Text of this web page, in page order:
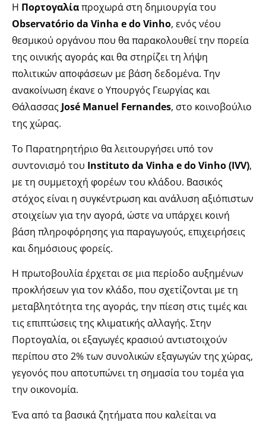
Η Πορτογαλίαπροχωρά στη δημιουργία του
Observatório da Vinha e do Vinho, ενός νέου
θεσμικού οργάνου που θα παρακολουθεί την πορεία
της οινικής αγοράς και θα στηρίζει τη λήψη
πολιτικών αποφάσεων με βάση δεδομένα. Την
ανακοίνωση έκανε ο Υπουργός Γεωργίας και
ΘάλασσαςJosé Manuel Fernandes, στο κοινοβούλιο
της χώρας.
Το Παρατηρητήριο θα λειτουργήσει υπό τον
συντονισμό του Instituto da Vinha e do Vinho (IVV),
με τη συμμετοχή φορέων του κλάδου. Βασικός
στόχος είναι η συγκέντρωση και ανάλυση αξιόπιστων
στοιχείων για την αγορά, ώστε να υπάρχει κοινή
βάση πληροφόρησης για παραγωγούς, επιχειρήσεις
και δημόσιους φορείς.
Η πρωτοβουλία έρχεται σε μια περίοδο αυξημένων
προκλήσεων για τον κλάδο, που σχετίζονται με τη
μεταβλητότητα της αγοράς, την πίεση στις τιμές και
τις επιπτώσεις της κλιματικής αλλαγής. Στην
Πορτογαλία, οι εξαγωγές κρασιού αντιστοιχούν
περίπου στο 2% των συνολικών εξαγωγών της χώρας,
γεγονός που αποτυπώνει τη σημασία του τομέα για
την οικονομία.
Ένα από τα βασικά ζητήματα που καλείται να